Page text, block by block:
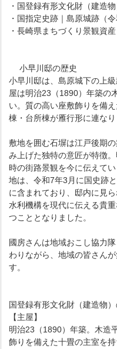
・国登録有形文化財（建造
・国指定史跡｜島原城跡（
・長崎県まちづくり景観資産
小早川邸の歴史
小早川邸は、島原城下の上
屋は明治23（1890）年築の
い。質の高い座敷飾りを備
棟・台所棟が雁行形に連なり
敷地を囲む石塀は江戸後期
み上げた独特の意匠が特徴
時の街路景観を今に伝えて
地は、令和7年3月に国史跡
に含まれており、邸内に見
水利機構を現代に伝える貴
つこととなりました。
國房さんは地域おこし協力
わりながら、地域の皆さん
す。
国登録有形文化財（建造物
【主屋】
明治23（1890）年築。木造
飾りを備えた十畳の主室を